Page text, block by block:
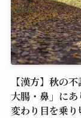
【漢方】秋の
大腸・鼻」に
変わり目を乗